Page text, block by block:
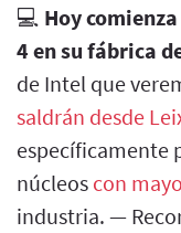
💻 Hoy
4 en su fábrica
de Intel que
saldrán desde
específicamente
núcleos con
industria. —